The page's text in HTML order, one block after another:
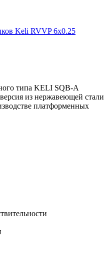
Keli RVVP 6x0.25
типа KELI SQB-A
из нержавеющей стали
платформенных